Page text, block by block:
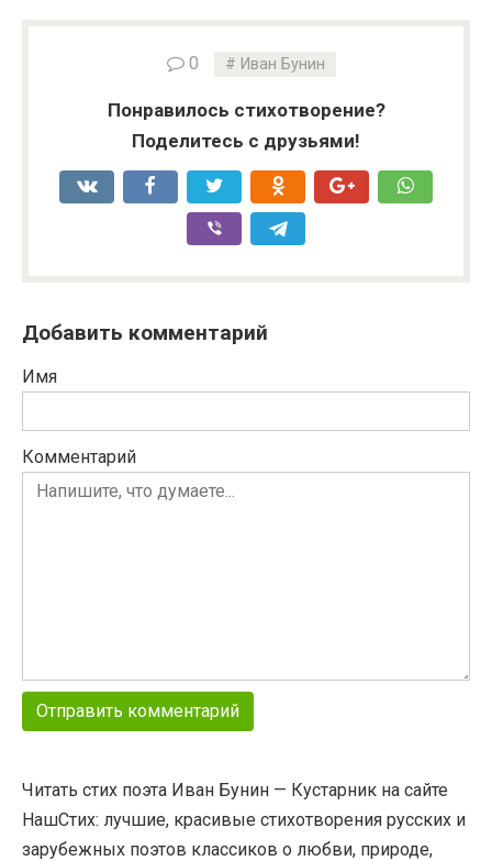
0 Иван Бунин
Понравилось стихотворение?
Поделитесь с друзьями!
Добавить комментарий
Имя
Комментарий
Читать стих поэта Иван Бунин — Кустарник на сайте
НашСтих: лучшие, красивые стихотворения русских и
зарубежных поэтов классиков о любви, природе,